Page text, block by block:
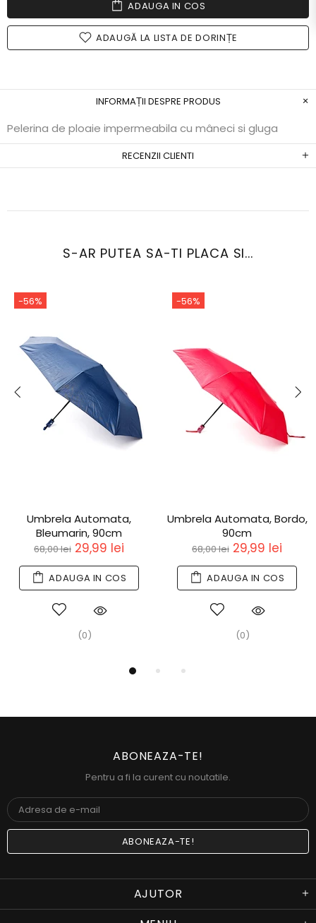
ADAUGA IN COS
ADAUGĂ LA LISTA DE DORINȚE
INFORMAȚII DESPRE PRODUS
Pelerina de ploaie impermeabila cu mâneci si gluga
RECENZII CLIENTI
S-AR PUTEA SA-TI PLACA SI...
-56%
Umbrela Automata,
Bleumarin, 90cm
68,00 lei 29,99 lei
ADAUGA IN COS
(0)
-56%
Umbrela Automata, Bordo,
90cm
68,00 lei 29,99 lei
ADAUGA IN COS
(0)
ABONEAZA-TE!
Pentru a fi la curent cu noutatile.
AJUTOR